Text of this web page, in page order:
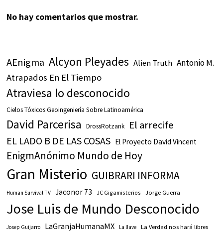
No hay comentarios que mostrar.
AEnigma Alcyon Pleyades Alien Truth Antonio M.
Atrapados En El Tiempo
Atraviesa lo desconocido
Cielos Tóxicos Geoingeniería Sobre Latinoamérica
David Parcerisa DrossRotzank El arrecife
EL LADO B DE LAS COSAS El Proyecto David Vincent
EnigmAnónimo Mundo de Hoy
Gran Misterio GUIBRARI INFORMA
Human Survival TV Jaconor 73 JC Gigamisterios Jorge Guerra
Jose Luis de Mundo Desconocido
Josep Guijarro LaGranjaHumanaMX La llave La Verdad nos hará libres